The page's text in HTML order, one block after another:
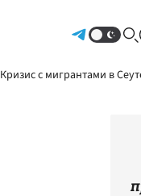
Кризис с мигрантами в